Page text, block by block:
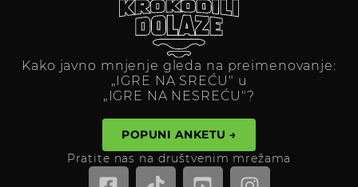
Kako javno mnjenje gleda na preimenovanje:
„IGRE NA SREĆU" u
„IGRE NA NESREĆU"?
POPUNI ANKETU →
Pratite nas na društvenim mrežama